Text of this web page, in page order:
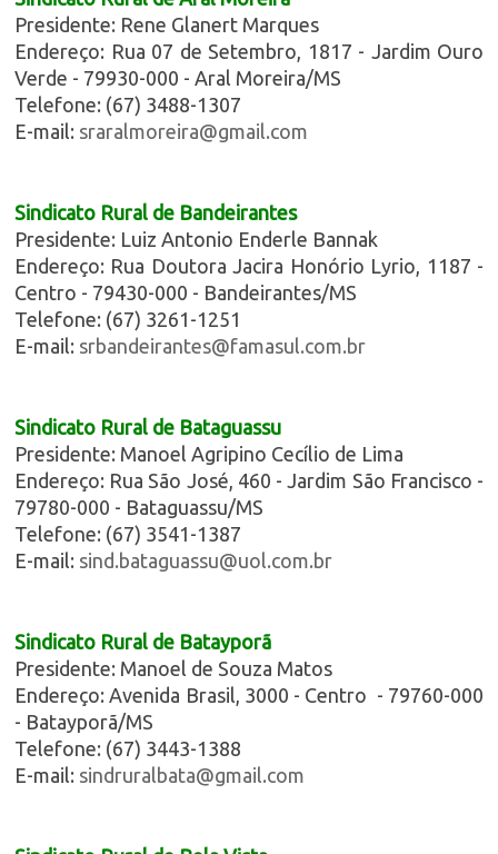
Presidente: Rene Glanert Marques
Endereço: Rua 07 de Setembro, 1817 - Jardim Ouro
Verde - 79930-000 - Aral Moreira/MS
Telefone: (67) 3488-1307
E-mail: sraralmoreira@gmail.com
Sindicato Rural de Bandeirantes
Presidente: Luiz Antonio Enderle Bannak
Endereço: Rua Doutora Jacira Honório Lyrio, 1187 -
Centro - 79430-000 - Bandeirantes/MS
Telefone: (67) 3261-1251
E-mail: srbandeirantes@famasul.com.br
Sindicato Rural de Bataguassu
Presidente: Manoel Agripino Cecílio de Lima
Endereço: Rua São José, 460 - Jardim São Francisco -
79780-000 - Bataguassu/MS
Telefone: (67) 3541-1387
E-mail: sind.bataguassu@uol.com.br
Sindicato Rural de Batayporã
Presidente: Manoel de Souza Matos
Endereço: Avenida Brasil, 3000 - Centro - 79760-000
- Batayporã/MS
Telefone: (67) 3443-1388
E-mail: sindruralbata@gmail.com